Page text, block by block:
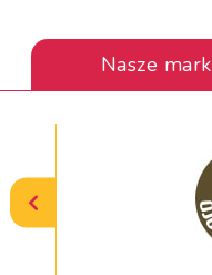
Nasze